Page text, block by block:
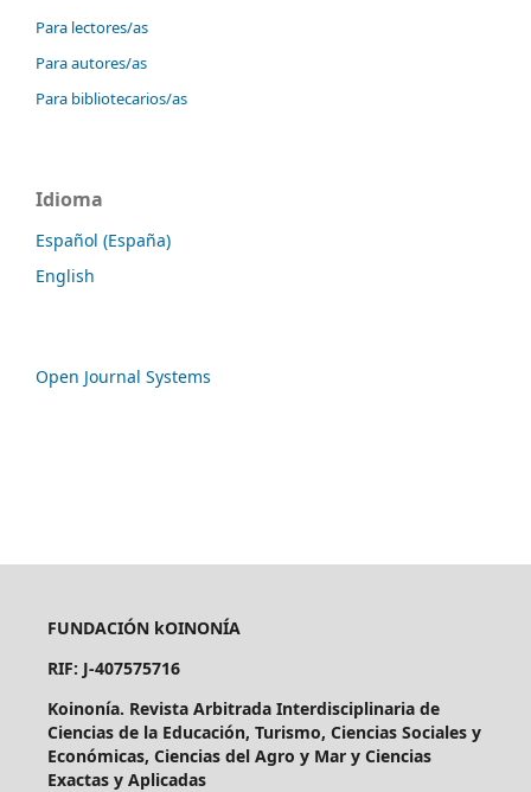
Para lectores/as
Para autores/as
Para bibliotecarios/as
Idioma
Español (España)
English
Open Journal Systems
FUNDACIÓN kOINONÍA
RIF: J-407575716
Koinonía. Revista Arbitrada Interdisciplinaria de
Ciencias de la Educación, Turismo, Ciencias Sociales y
Económicas, Ciencias del Agro y Mar y Ciencias
Exactas y Aplicadas